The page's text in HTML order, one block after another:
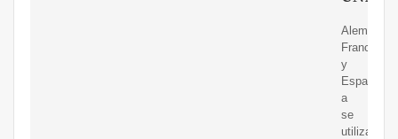
Alemania,
Francia
y
Espa?
a
se
utilizan